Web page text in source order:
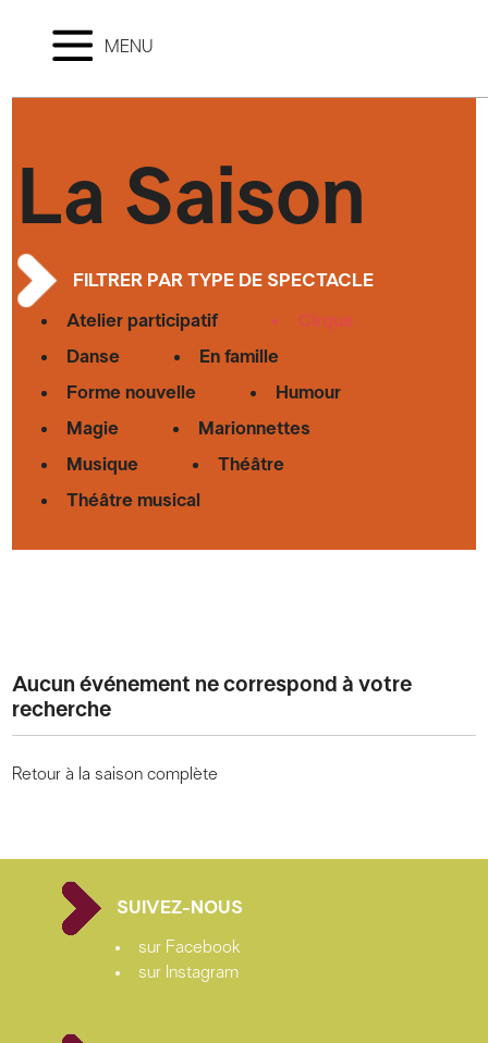
MENU
La Saison
FILTRER PAR TYPE DE SPECTACLE
Atelier participatif
Cirque
Danse
En famille
Forme nouvelle
Humour
Magie
Marionnettes
Musique
Théâtre
Théâtre musical
Aucun événement ne correspond à votre
recherche
Retour à la saison complète
SUIVEZ-NOUS
sur Facebook
sur Instagram